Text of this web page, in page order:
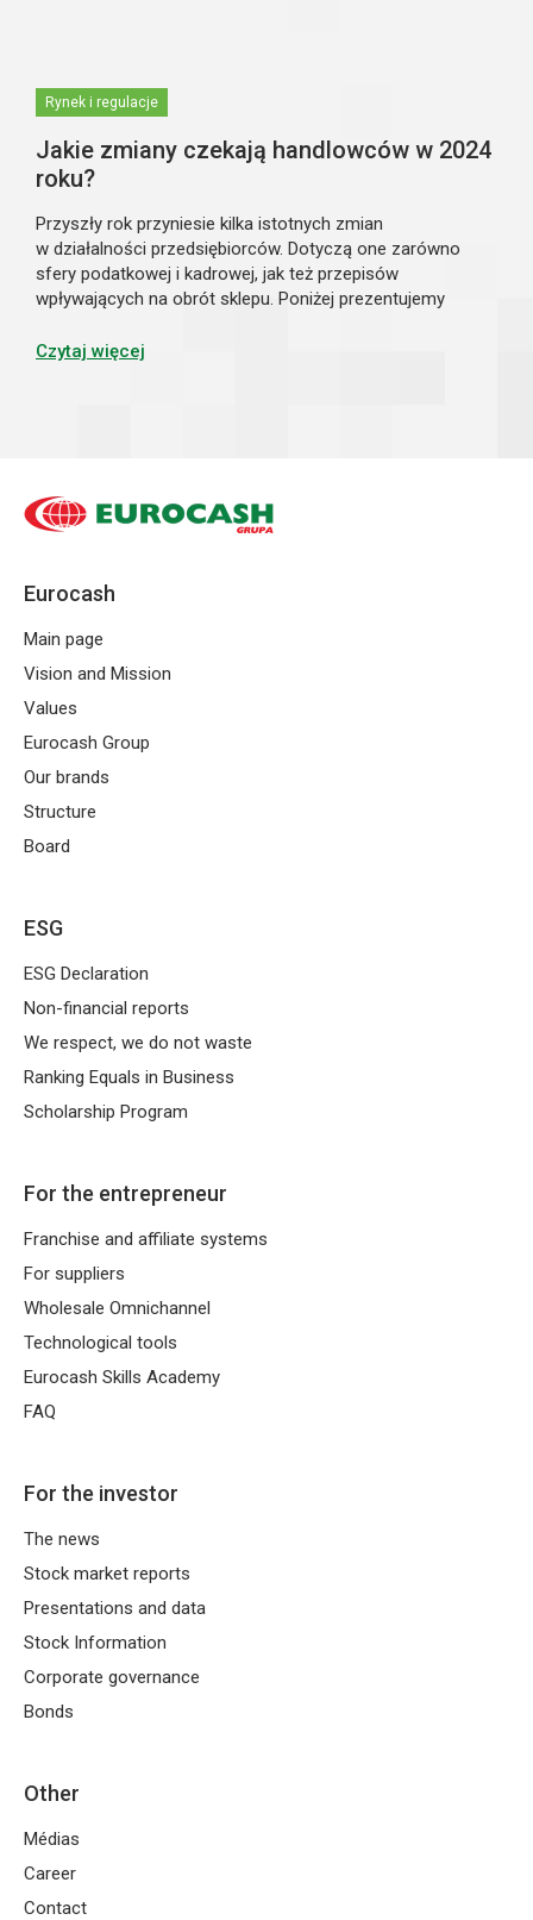
Rynek i regulacje
Jakie zmiany czekają handlowców w 2024
roku?
Przyszły rok przyniesie kilka istotnych zmian
w działalności przedsiębiorców. Dotyczą one zarówno
sfery podatkowej i kadrowej, jak też przepisów
wpływających na obrót sklepu. Poniżej prezentujemy
Czytaj więcej
Eurocash
Main page
Vision and Mission
Values
Eurocash Group
Our brands
Structure
Board
ESG
ESG Declaration
Non-financial reports
We respect, we do not waste
Ranking Equals in Business
Scholarship Program
For the entrepreneur
Franchise and affiliate systems
For suppliers
Wholesale Omnichannel
Technological tools
Eurocash Skills Academy
FAQ
For the investor
The news
Stock market reports
Presentations and data
Stock Information
Corporate governance
Bonds
Other
Médias
Career
Contact